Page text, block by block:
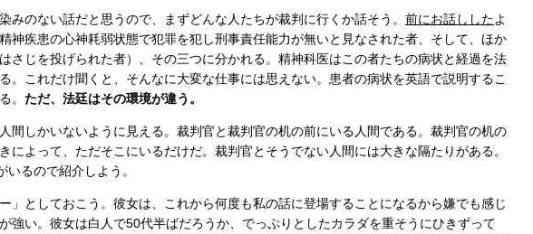
のない話だと思うので、まずどんな人たちが裁判に行くか話そう。 前にお話ししたよ
神疾患の心神耗弱状態で犯罪を犯し刑事責任能力が無いと見なされた者、そして、ほか
さじを投げられた者）、その三つに分かれる。精神科医はこの者たちの病状と経過を法
。これだけ聞くと、そんなに大変な仕事には思えない。患者の病状を英語で説明するこ
。 ただ、法廷はその環境が違う。
間しかいないように見える。裁判官と裁判官の机の前にいる人間である。裁判官の机の
によって、ただそこにいるだけだ。裁判官とそうでない人間には大きな隔たりがある。
いるので紹介しよう。
」としておこう。彼女は、これから何度も私の話に登場することになるから嫌でも感じ
強い。彼女は白人で50代半ばだろうか、でっぷりとしたカラダを重そうにひきずって